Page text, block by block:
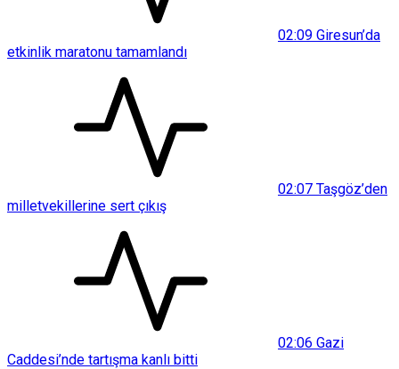
02:09 Giresun’da
etkinlik maratonu tamamlandı
02:07 Taşgöz’den
milletvekillerine sert çıkış
02:06 Gazi
Caddesi’nde tartışma kanlı bitti